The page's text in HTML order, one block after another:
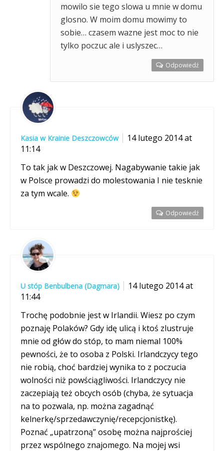
mowilo sie tego slowa u mnie w domu
glosno. W moim domu mowimy to
sobie… czasem wazne jest moc to nie
tylko poczuc ale i uslyszec…
Odpowiedź
Kasia w Krainie Deszczowców
14 lutego 2014 at
11:14
To tak jak w Deszczowej. Nagabywanie takie jak
w Polsce prowadzi do molestowania I nie tesknie
za tym wcale.
Odpowiedź
U stóp Benbulbena (Dagmara)
14 lutego 2014 at
11:44
Trochę podobnie jest w Irlandii. Wiesz po czym
poznaję Polaków? Gdy idę ulicą i ktoś zlustruje
mnie od głów do stóp, to mam niemal 100%
pewności, że to osoba z Polski. Irlandczycy tego
nie robią, choć bardziej wynika to z poczucia
wolności niż powściągliwości. Irlandczycy nie
zaczepiają też obcych osób (chyba, że sytuacja
na to pozwala, np. można zagadnąć
kelnerkę/sprzedawczynię/recepcjonistkę).
Poznać „upatrzoną” osobę można najprościej
przez wspólnego znajomego. Na mojej wsi